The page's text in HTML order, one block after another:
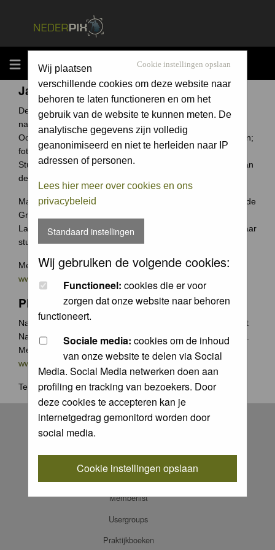
MENU Cookie instellingen opslaan
Wij plaatsen
verschillende cookies om deze website naar
behoren te laten functioneren en om het
gebruik van de website te kunnen meten. De
analytische gegevens zijn volledig
geanonimiseerd en niet te herleiden naar IP
adressen of personen.
Lees hier meer over cookies en ons
privacybeleid
Standaard instellingen
Wij gebruiken de volgende cookies:
Functioneel: cookies die er voor
zorgen dat onze website naar behoren
functioneert.
Sociale media: cookies om de inhoud
van onze website te delen via Social
Media. Social Media netwerken doen aan
profiling en tracking van bezoekers. Door
deze cookies te accepteren kan je
internetgedrag gemonitord worden door
social media.
Cookie instellingen opslaan
Jaarcompetitie
De Groene Camera is een fotowedstrijd voor elke
natuurfotograaf uit Nederland en België.
Ook jouw foto archief bevat ongetwijfeld verborgen schatten;
foto's waar je trots op bent.
Stuur ze in en wie weet win jij de Groene Camera of een van
de vele andere prijzen.
Maak je je meeste foto's in Nederland of België? Dan past de
Groene Camera helemaal bij jou.
Laat je mooiste foto's niet 'verstoffen' op je harde schijf, maar
stuur je foto's in voor de Groene Camera!
Meer weten over deze wedstrijd ga naar
www.groenecamera.nl
Photochallenge
Naast de jaarlijkse Groene Camera wedstrijden organiseert
Natuurfotografie.nl vaak photochallenges met leuke prijzen.
Meer weten? Ga naar
www.natuurfotografie.nl/rubrieken/photo-challenge/
Terug naarhome.
Register
FAQ
Memberlist
Usergroups
Praktijkboeken